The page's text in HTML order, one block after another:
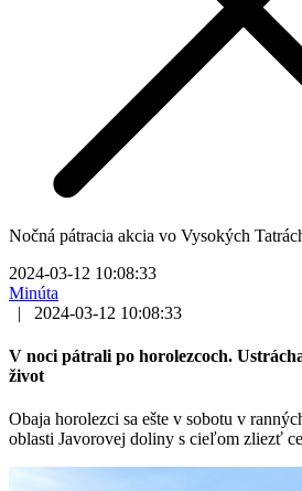
Nočná pátracia akcia vo Vysokých
2024-03-12 10:08:33
Minúta
|
2024-03-12 10:08:33
V noci pátrali po horolezcoch.
život
Obaja horolezci sa ešte v sobotu v
oblasti Javorovej doliny s cieľom zliezť